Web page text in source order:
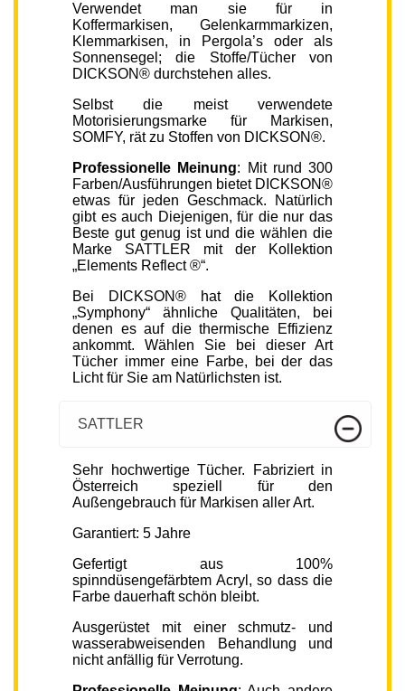
Verwendet man sie für in
Koffermarkisen, Gelenkarmmarkizen,
Klemmarkisen, in Pergola’s oder als
Sonnensegel; die Stoffe/Tücher von
DICKSON® durchstehen alles.
Selbst die meist verwendete
Motorisierungsmarke für Markisen,
SOMFY, rät zu Stoffen von DICKSON®.
Professionelle Meinung: Mit rund 300
Farben/Ausführungen bietet DICKSON®
etwas für jeden Geschmack. Natürlich
gibt es auch Diejenigen, für die nur das
Beste gut genug ist und die wählen die
Marke SATTLER mit der Kollektion
„Elements Reflect ®“.
Bei DICKSON® hat die Kollektion
„Symphony“ ähnliche Qualitäten, bei
denen es auf die thermische Effizienz
ankommt. Wählen Sie bei dieser Art
Tücher immer eine Farbe, bei der das
Licht für Sie am Natürlichsten ist.
SATTLER
Sehr hochwertige Tücher. Fabriziert in
Österreich speziell für den
Außengebrauch für Markisen aller Art.
Garantiert: 5 Jahre
Gefertigt aus 100%
spinndüsengefärbtem Acryl, so dass die
Farbe dauerhaft schön bleibt.
Ausgerüstet mit einer schmutz- und
wasserabweisenden Behandlung und
nicht anfällig für Verrotung.